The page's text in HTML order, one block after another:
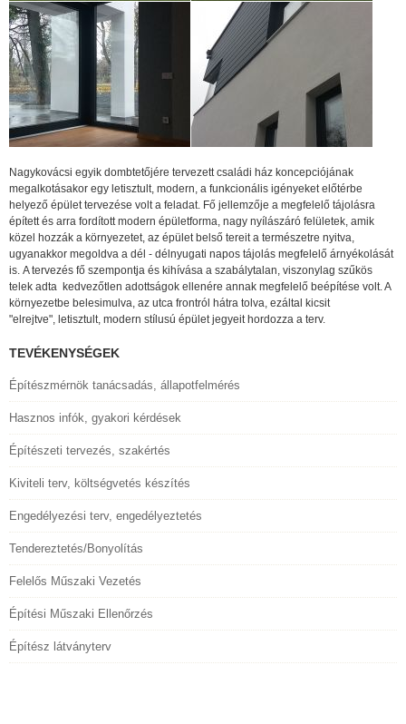
Nagykovácsi egyik dombtetőjére tervezett családi ház koncepciójának
megalkotásakor egy letisztult, modern, a funkcionális igényeket előtérbe
helyező épület tervezése volt a feladat. Fő jellemzője a megfelelő tájolásra
épített és arra fordított modern épületforma, nagy nyílászáró felületek, amik
közel hozzák a környezetet, az épület belső tereit a természetre nyitva,
ugyanakkor megoldva a dél - délnyugati napos tájolás megfelelő árnyékolását
is. A tervezés fő szempontja és kihívása a szabálytalan, viszonylag szűkös
telek adta kedvezőtlen adottságok ellenére annak megfelelő beépítése volt. A
környezetbe belesimulva, az utca frontról hátra tolva, ezáltal kicsit
"elrejtve", letisztult, modern stílusú épület jegyeit hordozza a terv.
TEVÉKENYSÉGEK
Építészmérnök tanácsadás, állapotfelmérés
Hasznos infók, gyakori kérdések
Építészeti tervezés, szakértés
Kiviteli terv, költségvetés készítés
Engedélyezési terv, engedélyeztetés
Tendereztetés/Bonyolítás
Felelős Műszaki Vezetés
Építési Műszaki Ellenőrzés
Építész látványterv